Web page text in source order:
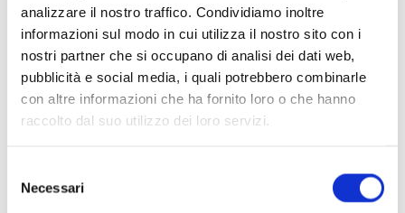
analizzare il nostro traffico. Condividiamo inoltre
informazioni sul modo in cui utilizza il nostro sito con i
nostri partner che si occupano di analisi dei dati web,
pubblicità e social media, i quali potrebbero combinarle
con altre informazioni che ha fornito loro o che hanno
raccolto dal suo utilizzo dei loro servizi.
delNecessari
vicenda di gelosia e travestimenti. Iniziato a fine 1919,
compiuto il 20 aprile 1920, si avvale di 21 composizioni
“pergolesiane”, oggi ricondotte a un più ampio gruppo di
autori, tanto che nella suite orchestrale predisposta nel 1924
e rivista nel 1949 le pagine di Giovanni Battista Pergolesi si
versione da concerto ripropone della suite barocca la festosa
pagina introduttiva, la regolata alternanza tra tempi rapidi e